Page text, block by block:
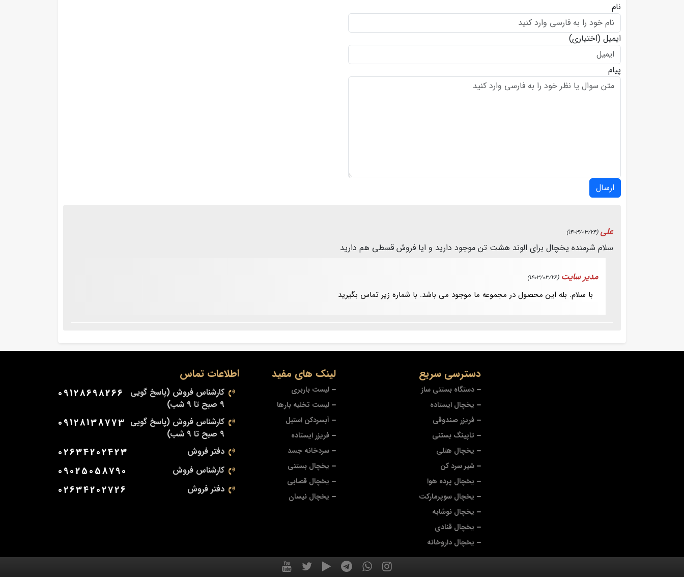
نام
ایمیل (اختیاری)
پیام
ارسال
علی(1403/03/24)
سلام شرمنده یخچال برای الوند هشت تن موجود دارید و ایا فروش قسطی هم دارید
مدیر سایت (1403/03/26)
با سلام. بله این محصول در مجموعه ما موجود می باشد. با شماره زیر تماس بگیرید
دسترسی سریع
دستگاه بستنی ساز
یخچال ایستاده
فریزر صندوقی
تاپینگ بستنی
یخچال هتلی
شیر سرد کن
یخچال پرده هوا
یخچال سوپرمارکت
یخچال نوشابه
یخچال قنادی
یخچال داروخانه
لینک های مفید
لیست باربری
لیست تخلیه بارها
آبسردکن استیل
فریزر ایستاده
سردخانه جسد
یخچال بستنی
یخچال قصابی
یخچال نیسان
اطلاعات تماس
کارشناس فروش (پاسخ گویی
9 صبح تا 9 شب)
09128698266
کارشناس فروش (پاسخ گویی
9 صبح تا 9 شب)
09128138773
دفتر فروش 02634202423
کارشناس فروش 09025058790
دفتر فروش 02634202726